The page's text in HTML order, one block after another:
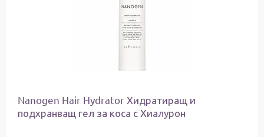
Nanogen Hair Hydrator Хидратиращ и
подхранващ гел за коса с Хиалурон